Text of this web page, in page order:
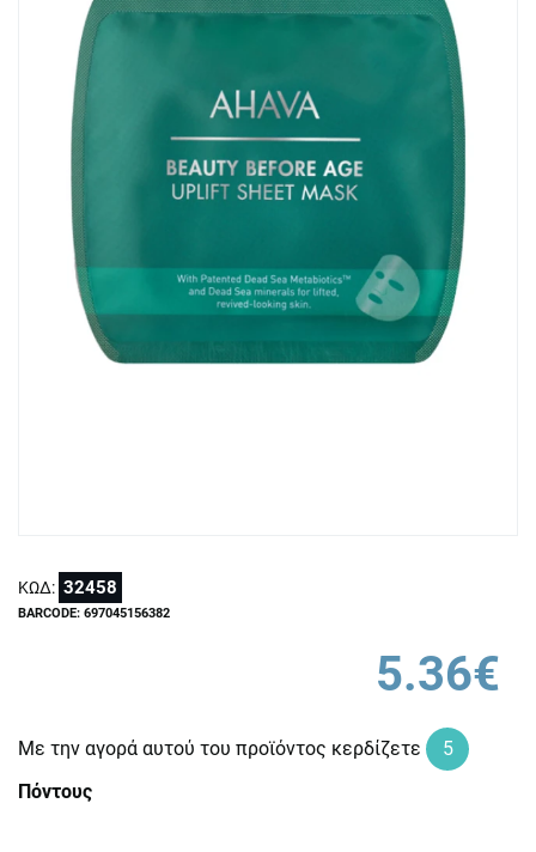
ΚΩΔ: 32458
BARCODE: 697045156382
5.36€
Με την αγορά αυτού του προϊόντος κερδίζετε
5
Πόντους